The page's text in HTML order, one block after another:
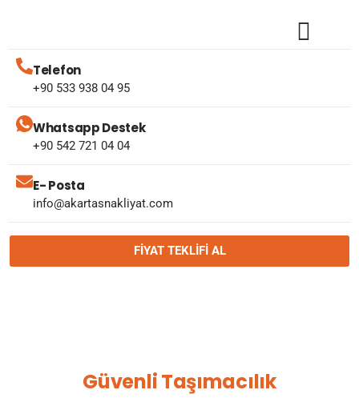
Telefon
+90 533 938 04 95
Whatsapp Destek
+90 542 721 04 04
E- Posta
info@akartasnakliyat.com
FIYAT TEKLIFI AL
Güvenli Taşımacılık